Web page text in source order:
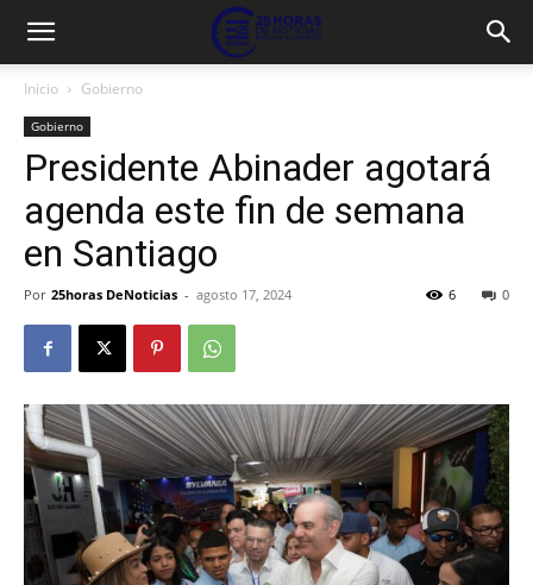
Inicio Gobierno
Gobierno
Presidente Abinader agotará
agenda este fin de semana
en Santiago
Por 25horas DeNoticias - agosto 17, 2024 0
6